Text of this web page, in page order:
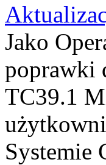
Jako
poprawki
TC39.1
Systemie